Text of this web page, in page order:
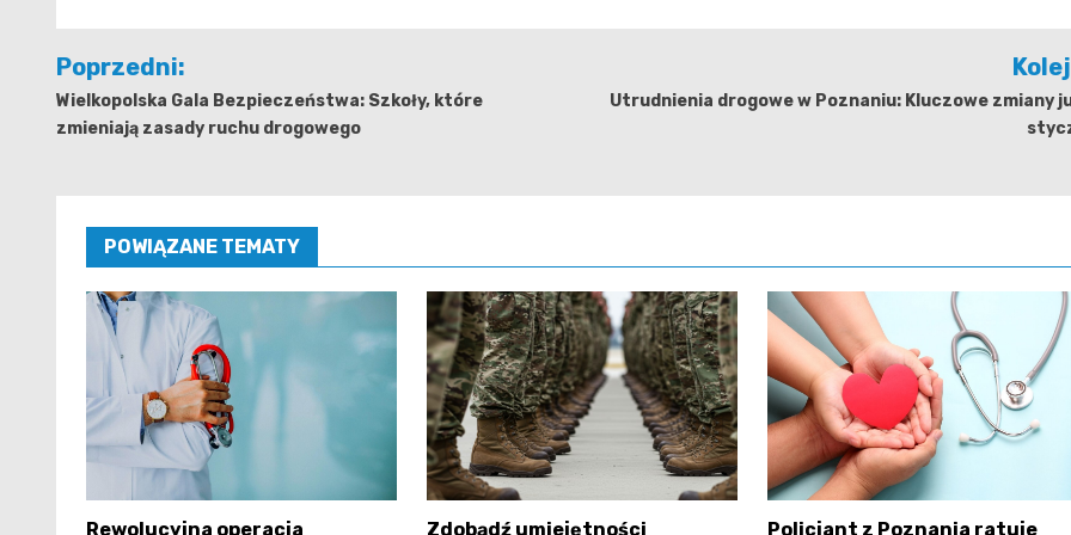
Nawigacja
wpisu
Poprzedni:
Wielkopolska Gala Bezpieczeństwa: Szkoły, które
zmieniają zasady ruchu drogowego
Utrudnienia drogowe w Poznaniu: Kluczowe zmiany
POWIĄZANE TEMATY
Rewolucyjna operacja Zdobądź umiejętności Policjant z Poznania ratuje